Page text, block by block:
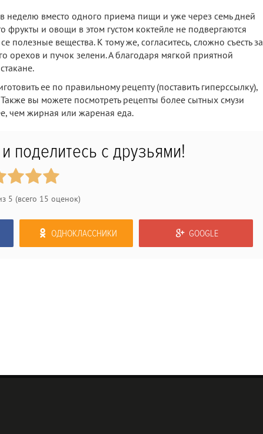
неделю вместо одного приема пищи и уже через семь дней
фрукты и овощи в этом густом коктейле не подвергаются
вещества. К тому же, согласитесь, сложно съесть за
орехов и пучок зелени. А благодаря мягкой приятной
ее по правильному рецепту (поставить гиперссылку),
вы можете посмотреть рецепты более сытных смузи
чем жирная или жареная еда.
поделитесь с друзьями!
5 (всего 15 оценок)
ОДНОКЛАССНИКИ GOOGLE